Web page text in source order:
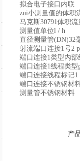
拟合电子接口内联
zui小测量值的体积
马克斯30791体积
测量值单位l / h
直径测量管(DN)32
射流端口连接1号2
端口连接1类型内部
端口连接1线程类型
端口连接线程标记1
端口连接不锈钢材
测量管不锈钢材料
产